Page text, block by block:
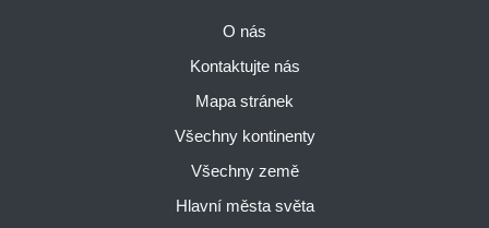
O nás
Kontaktujte nás
Mapa stránek
Všechny kontinenty
Všechny země
Hlavní města světa